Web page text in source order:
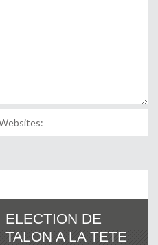
ELECTION DE
TALON A LA TETE